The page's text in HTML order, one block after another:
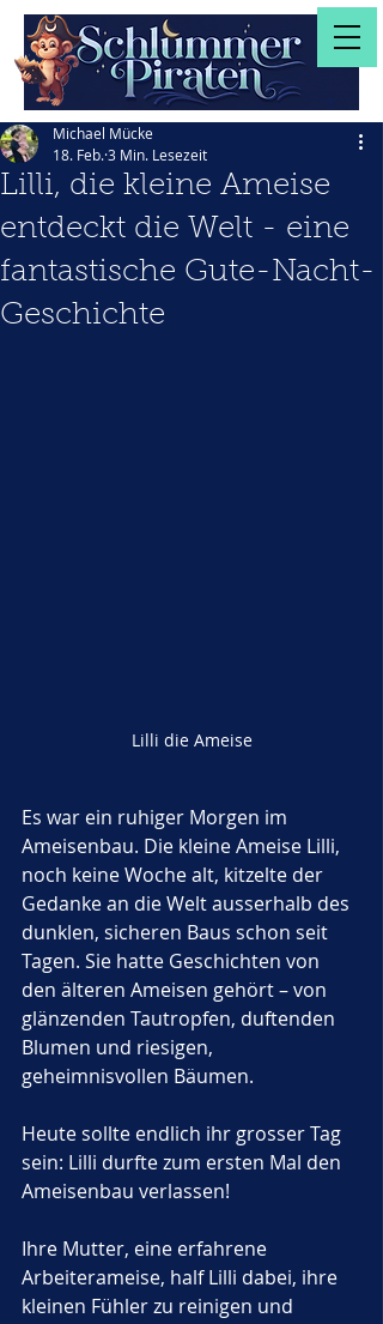
Lilli, die kleine Ameise
entdeckt die Welt - eine
fantastische Gute-Nacht-
Geschichte
Michael Mücke
18. Feb.3 Min. Lesezeit
Lilli die Ameise
Es war ein ruhiger Morgen im
Ameisenbau. Die kleine Ameise Lilli,
noch keine Woche alt, kitzelte der
Gedanke an die Welt ausserhalb des
dunklen, sicheren Baus schon seit
Tagen. Sie hatte Geschichten von
den älteren Ameisen gehört – von
glänzenden Tautropfen, duftenden
Blumen und riesigen,
geheimnisvollen Bäumen.
Heute sollte endlich ihr grosser Tag
sein: Lilli durfte zum ersten Mal den
Ameisenbau verlassen!
Ihre Mutter, eine erfahrene
Arbeiterameise, half Lilli dabei, ihre
kleinen Fühler zu reinigen und